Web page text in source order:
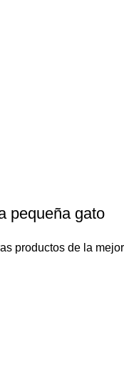
pequeña gato
productos de la